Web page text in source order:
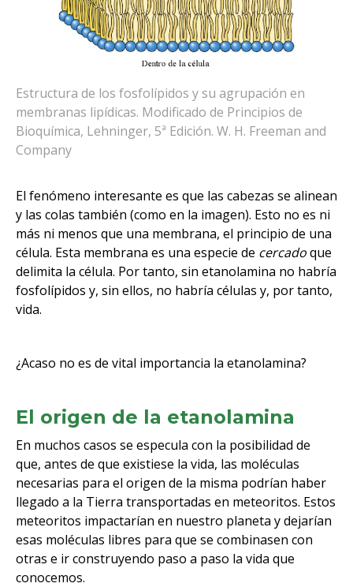
Estructura de los fosfolípidos y su agrupación en
membranas lipídicas. Modificado de Principios de
Bioquímica, Lehninger, 5ª Edición. W. H. Freeman and
Company
El fenómeno interesante es que las cabezas se alinean
y las colas también (como en la imagen). Esto no es ni
más ni menos que una membrana, el principio de una
célula. Esta membrana es una especie de cercadoque
delimita la célula. Por tanto, sin etanolamina no habría
fosfolípidos y, sin ellos, no habría células y, por tanto,
vida.
¿Acaso no es de vital importancia la etanolamina?
El origen de la etanolamina
En muchos casos se especula con la posibilidad de
que, antes de que existiese la vida, las moléculas
necesarias para el origen de la misma podrían haber
llegado a la Tierra transportadas en meteoritos. Estos
meteoritos impactarían en nuestro planeta y dejarían
esas moléculas libres para que se combinasen con
otras e ir construyendo paso a paso la vida que
conocemos.